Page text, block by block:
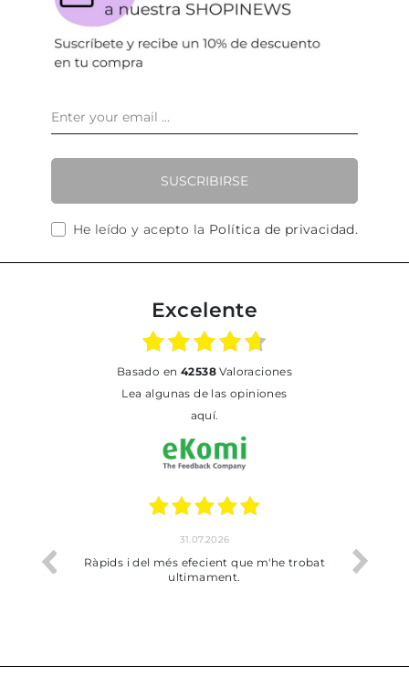
SUSCRIBIRSE
He leído y acepto la Política de privacidad.
Excelente
basado en 42538Valoraciones
Lea algunas de las opiniones
aquí.
que m'he trobat
Bien pero soy de Vilafranca y no me ha
dejado recoger en tienda